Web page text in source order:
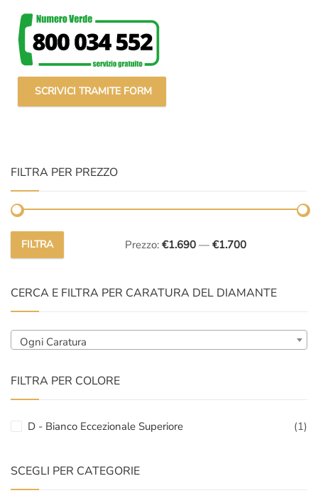
SCRIVICI TRAMITE FORM
FILTRA PER PREZZO
Prezzo
Prezzo
FILTRA Prezzo: €1.690 — €1.700
CERCA E FILTRA PER CARATURA DEL DIAMANTE
Ogni Caratura
FILTRA PER COLORE
D - Bianco Eccezionale Superiore (1)
SCEGLI PER CATEGORIE